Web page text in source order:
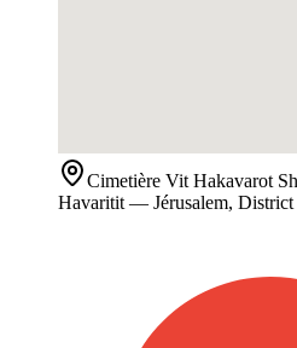
Cimetière Vit Hakavarot
Havaritit — Jérusalem, District